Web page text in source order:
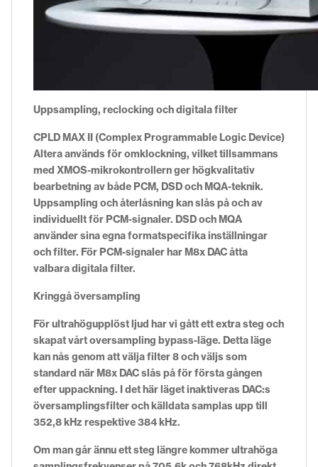
Uppsampling, reclocking och digitala filter
CPLD MAX II (Complex Programmable Logic Device)
Altera används för omklockning, vilket tillsammans
med XMOS-mikrokontrollern ger högkvalitativ
bearbetning av både PCM, DSD och MQA-teknik.
Uppsampling och återlåsning kan slås på och av
individuellt för PCM-signaler. DSD och MQA
använder sina egna formatspecifika inställningar
och filter. För PCM-signaler har M8x DAC åtta
valbara digitala filter.
Kringgå översampling
För ultrahögupplöst ljud har vi gått ett extra steg och
skapat vårt oversampling bypass-läge. Detta läge
kan nås genom att välja filter 8 och väljs som
standard när M8x DAC slås på för första gången
efter uppackning. I det här läget inaktiveras DAC:s
översamplingsfilter och källdata samplas upp till
352,8 kHz respektive 384 kHz.
Om man går ännu ett steg längre kommer ultrahöga